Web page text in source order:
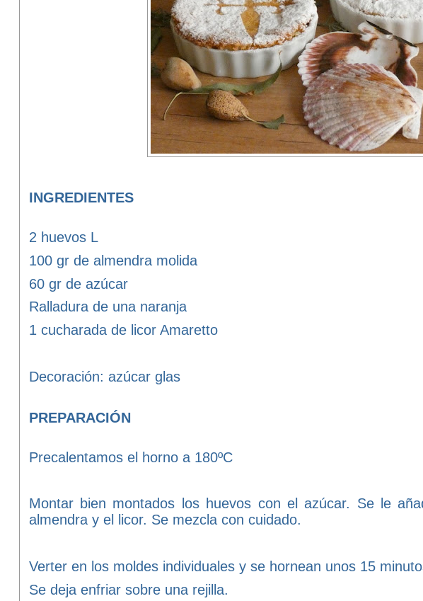
INGREDIENTES
2 huevos L
100 gr de almendra molida
60 gr de azúcar
Ralladura de una naranja
1 cucharada de licor Amaretto
Decoración: azúcar glas
PREPARACIÓN
Precalentamos el horno a 180ºC
Montar bien montados los huevos con el azúcar. Se le
almendra y el licor. Se mezcla con cuidado.
Verter en los moldes individuales y se hornean unos 15
Se deja enfriar sobre una rejilla.